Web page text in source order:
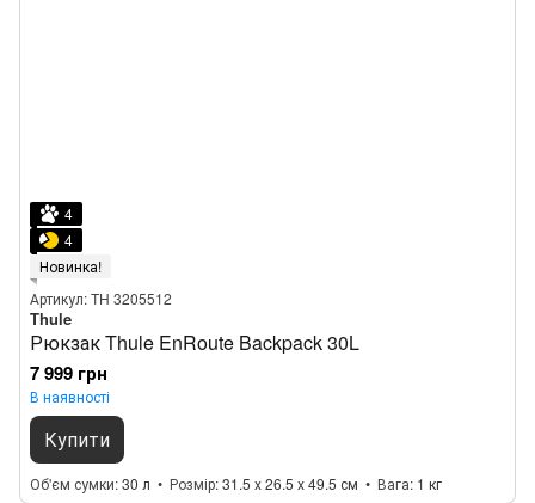
4
4
Новинка!
Артикул: TH 3205512
Thule
Рюкзак Thule EnRoute Backpack 30L
7 999 грн
В наявності
Купити
Об'єм сумки 30 л Розмір 31.5 x 26.5 x 49.5 см Вага 1 кг